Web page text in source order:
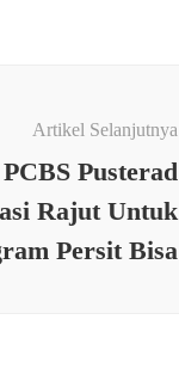
Artikel Selanjutnya
Pusterad
Rajut Untuk
Persit Bisa